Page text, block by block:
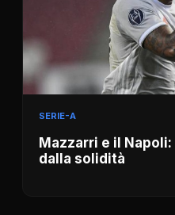
SERIE-A
Mazzarri e il
dalla solidità